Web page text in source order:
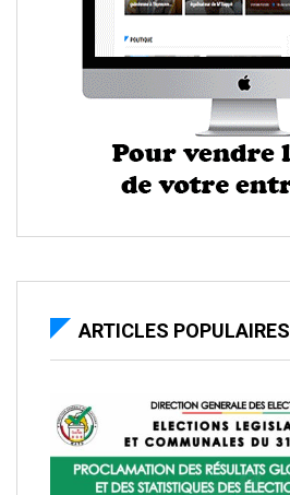
ARTICLES POPULAIRES